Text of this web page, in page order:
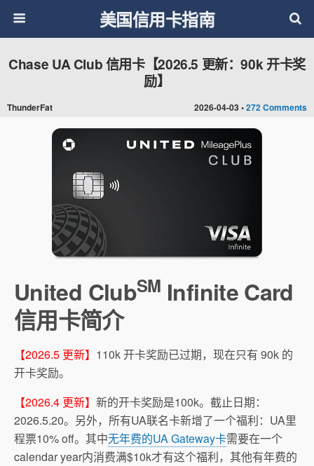
美国信用卡指南
2026-04-03 •272 Comments
Chase UA Club 信用卡【2026.5 更新：90k 开卡奖
励】
ThunderFat
United ClubSM Infinite Card
信用卡简介
【2026.5 更新】 110k 开卡奖励已过期，现在只有 90k 的
开卡奖励。
【2026.4 更新】 新的开卡奖励是100k。截止日期：
2026.5.20。另外，所有UA联名卡新增了一个福利：UA里
程票10% off。其中无年费的UA Gateway卡需要在一个
calendar year内消费满$10k才有这个福利，其他有年费的